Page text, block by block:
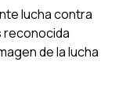
lucha contra
reconocida
de la lucha